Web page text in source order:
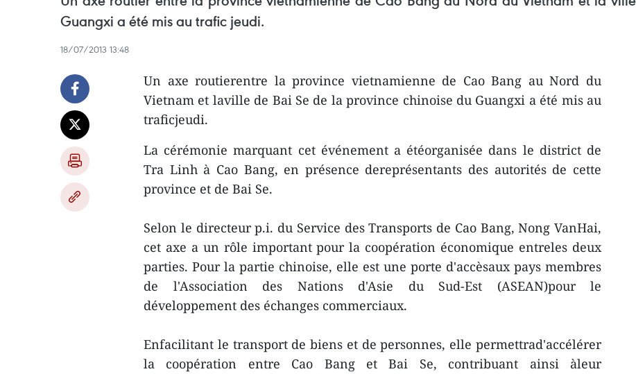
Guangxi a été mis au trafic jeudi.
18/07/2013 13:48
Un axe routierentre la province vietnamienne de Cao Bang au Nord du
Vietnam et laville de Bai Se de la province chinoise du Guangxi a été mis au
traficjeudi.
La cérémonie marquant cet événement a étéorganisée dans le district de
Tra Linh à Cao Bang, en présence dereprésentants des autorités de cette
province et de Bai Se.
Selon le directeur p.i. du Service des Transports de Cao Bang, Nong VanHai,
cet axe a un rôle important pour la coopération économique entreles deux
parties. Pour la partie chinoise, elle est une porte d'accèsaux pays membres
de l'Association des Nations d'Asie du Sud-Est (ASEAN)pour le
développement des échanges commerciaux.
Enfacilitant le transport de biens et de personnes, elle permettrad'accélérer
la coopération entre Cao Bang et Bai Se, contribuant ainsi àleur